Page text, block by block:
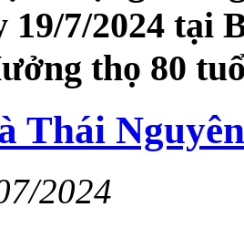
19/7/2024 tại
thọ 80
Thái
2024